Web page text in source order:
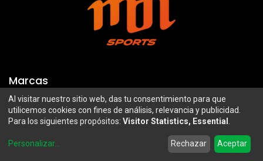
Wishlist Account
Marcas
Troy Lee Designs
100%
Airoh
Mazawi
SIDI
Al visitar nuestro sitio web, das tu consentimiento para que
utilicemos cookies con fines de análisis, relevancia y publicidad.
Para los siguientes propósitos: Visitor Statistics, Essential
Personalizar... Rechazar Aceptar